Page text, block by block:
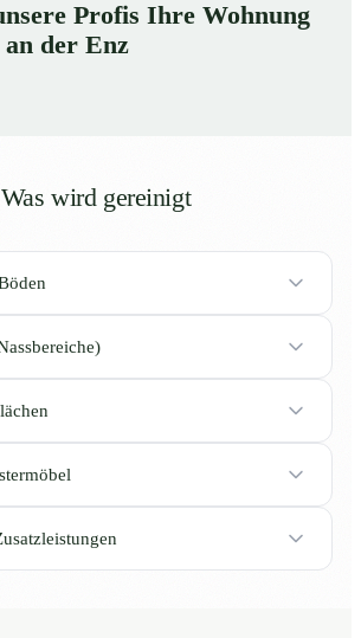
Profis Ihre Wohnung
der Enz
Was wird gereinigt